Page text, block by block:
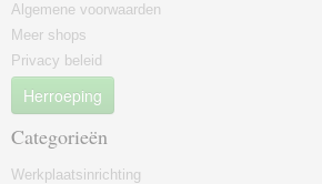
Algemene voorwaarden
Meer shops
Privacy beleid
Herroeping
Categorieën
Werkplaatsinrichting